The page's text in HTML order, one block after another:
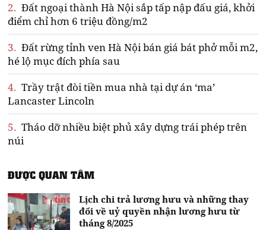
2. Đất ngoại thành Hà Nội sắp tấp nập đấu giá, khởi
điểm chỉ hơn 6 triệu đồng/m2
3. Đất rừng tỉnh ven Hà Nội bán giá bát phở mỗi m2,
hé lộ mục đích phía sau
4. Trầy trật đòi tiền mua nhà tại dự án ‘ma’
Lancaster Lincoln
5. Tháo dỡ nhiều biệt phủ xây dựng trái phép trên
núi
ĐƯỢC QUAN TÂM
Lịch chi trả lương hưu và những thay
đổi về uỷ quyền nhận lương hưu từ
tháng 8/2025